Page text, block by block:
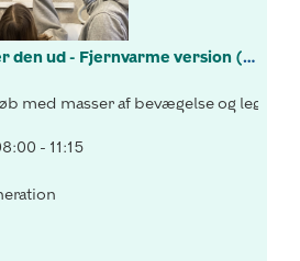
Energijæger: Regner den ud - Fjernvarme version (7.-9.kl.)
med masser af bevægelse og leg,
- 11:15